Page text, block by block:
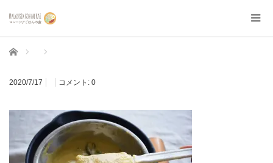
ホーム
2020/7/17 コメント: 0